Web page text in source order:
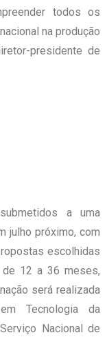
todos os
na produção
presidente de
a uma
julho próximo, com
escolhidas
12 a 36 meses,
será realizada
Tecnologia da
Nacional de